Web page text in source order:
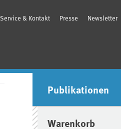
Service & Kontakt Presse Newsletter
Seitenleiste
Publikationen
Warenkorb